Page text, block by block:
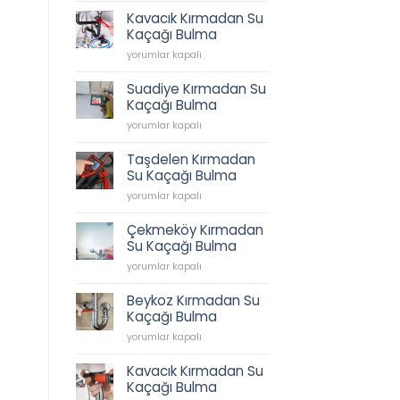
Tesisatı,
İkbal
Caddesi
Sıhhi
Tesisatçı,
Acil
Tesisatçı
0538
62
45
için
Kavacık Kırmadan Su
Kaçağı Bulma
Kavacık
Su
Kaçağı
Bulma
için
yorumlar kapalı
Suadiye Kırmadan Su
Kaçağı Bulma
Suadiye
Su
Kaçağı
Bulma
için
yorumlar kapalı
Taşdelen Kırmadan
Su Kaçağı Bulma
Taşdelen
Su
Kaçağı
Bulma
için
yorumlar kapalı
Çekmeköy Kırmadan
Su Kaçağı Bulma
Çekmeköy
Su
Kaçağı
Bulma
için
yorumlar kapalı
Beykoz Kırmadan Su
Kaçağı Bulma
Beykoz
Su
Kaçağı
Bulma
yorumlar kapalı
Kavacık Kırmadan Su
Kaçağı Bulma